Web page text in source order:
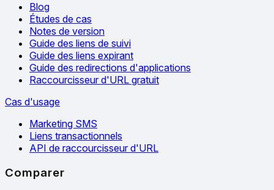
Blog
Études de cas
Notes de version
Guide des liens de suivi
Guide des liens expirant
Guide des redirections d'applications
Raccourcisseur d'URL gratuit
Cas d'usage
Marketing SMS
Liens transactionnels
API de raccourcisseur d'URL
Comparer